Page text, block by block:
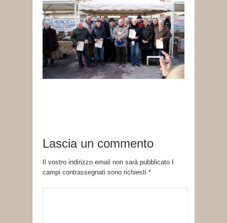
Lascia un commento
Il vostro indirizzo email non sarà pubblicato I
campi contrassegnati sono richiesti *